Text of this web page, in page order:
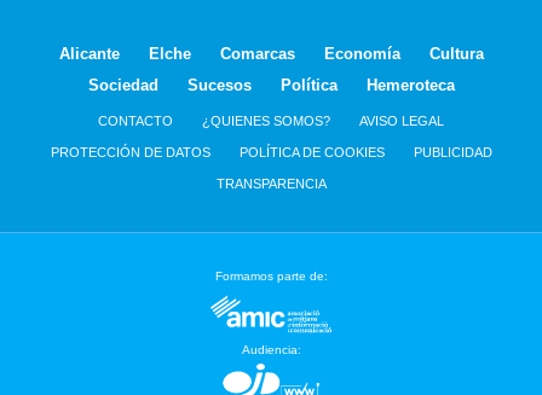
Alicante Elche Comarcas Economía
Cultura
Sociedad
Sucesos Política Hemeroteca
CONTACTO ¿QUIENES SOMOS? AVISO LEGAL
PROTECCIÓN DE DATOS POLÍTICA DE COOKIES PUBLICIDAD
TRANSPARENCIA
Formamos parte de:
Audiencia: